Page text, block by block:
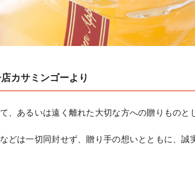
カサミンゴーより
、あるいは遠く離れた大切な方への贈りものと
どは一切同封せず、贈り手の想いとともに、誠